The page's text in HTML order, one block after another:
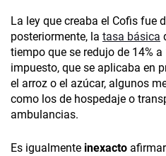
La ley que creaba el Cofis fue
posteriormente, la tasa básica
tiempo que se redujo de 14% a
impuesto, que se aplicaba en
el arroz o el azúcar, algunos
como los de hospedaje o
ambulancias.
Es igualmente inexacto